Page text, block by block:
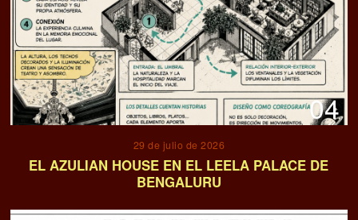
04
29 de julio de 2026
EL AZULIAN HOUSE EN EL LEELA PALACE DE
BENGALURU